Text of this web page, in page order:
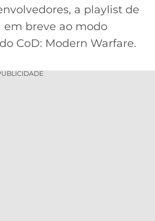
a playlist de
em breve ao modo
CoD: Modern Warfare.